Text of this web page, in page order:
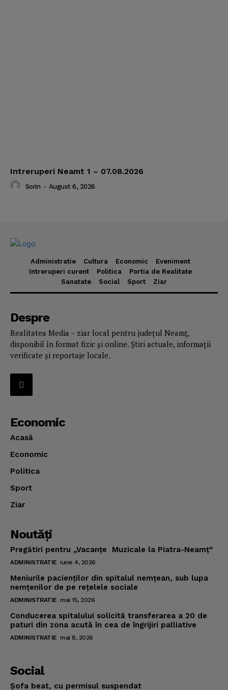
Intreruperi Neamt 1 – 07.08.2026
Sorin - August 6, 2026
Administratie Cultura Economic
Eveniment
Intreruperi curent
Politica
Portia de Realitate
Sanatate
Social Sport Ziar
Despre
Realitatea Media – ziar local pentru județul Neamț,
disponibil în format fizic și online. Știri actuale, informații
verificate și reportaje locale.
Economic
Acasă
Economic
Politica
Sport
Ziar
Noutăţi
Pregătiri pentru „Vacanţe Muzicale la Piatra-Neamţ“
ADMINISTRATIE iunie 4, 2026
Meniurile pacienţilor din spitalul nemţean, sub lupa
nemţenilor de pe reţelele sociale
ADMINISTRATIE mai 15, 2026
Conducerea spitalului solicită transferarea a 20 de
paturi din zona acută în cea de îngrijiri palliative
ADMINISTRATIE mai 8, 2026
Social
Şofa beat, cu permisul suspendat